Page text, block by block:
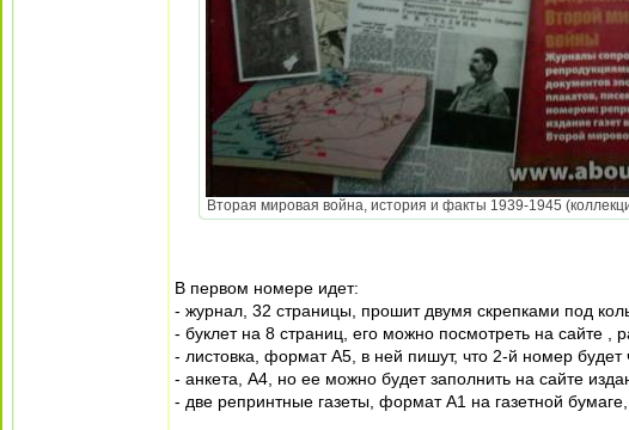
Вторая мировая война, история и факты 1939-1945
В первом номере идет:
- журнал, 32 страницы, прошит двумя скрепками под
- буклет на 8 страниц, его можно посмотреть на сайте ,
- листовка, формат А5, в ней пишут, что 2-й номер
- анкета, А4, но ее можно будет заполнить на сайте
- две репринтные газеты, формат А1 на газетной